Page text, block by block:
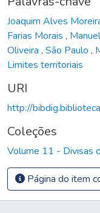
Joaquim Alves
Farias Morais ,
Oliveira , São Paulo ,
Limites territoriais
URI
http://
Coleções
Volume 11 - Divisas
Página do item